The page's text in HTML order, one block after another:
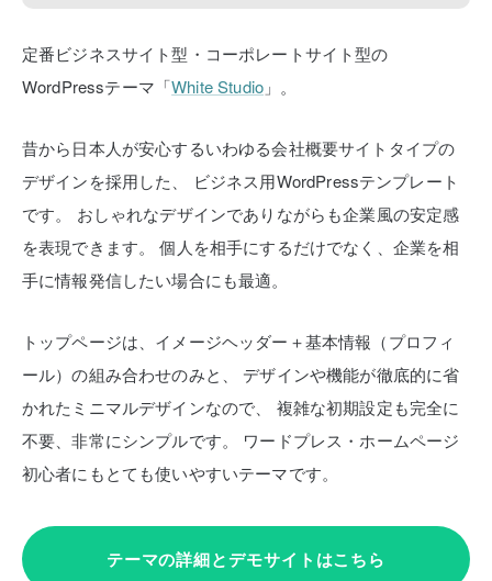
定番ビジネスサイト型・コーポレートサイト型の
WordPressテーマ「White Studio 」。
昔から日本人が安心するいわゆる会社概要サイトタイプの
デザインを採用した、
ビジネス用WordPressテンプレート
です。
おしゃれなデザインでありながらも企業風の安定感
を表現できます。
個人を相手にするだけでなく、企業を相
手に情報発信したい場合にも最適。
トップページは、イメージヘッダー＋基本情報（プロフィ
ール）の組み合わせのみと、
デザインや機能が徹底的に省
かれたミニマルデザインなので、
複雑な初期設定も完全に
不要、非常にシンプルです。
ワードプレス・ホームページ
初心者にもとても使いやすいテーマです。
テーマの詳細とデモサイトはこちら